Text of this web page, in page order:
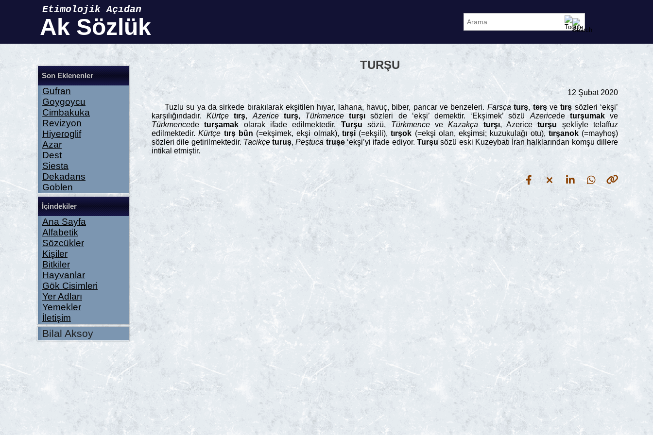
Ak Sözlük
Etimolojik Açıdan
Son Eklenenler
Gufran
Goygoycu
Cimbakuka
Revizyon
Hiyeroglif
Azar
Dest
Siesta
Dekadans
Goblen
İçindekiler
Ana Sayfa
Alfabetik
Sözcükler
Kişiler
Bitkiler
Hayvanlar
Gök Cisimleri
Yer Adları
Yemekler
İletişim
Bilal Aksoy
TURŞU
12 Şubat 2020
Tuzlu su ya da sirkede bırakılarak ekşitilen hıyar, lahana, havuç, biber, pancar ve benzeleri. Farsça turş,terşvetırş sözleri ‘ekşi’
karşılığındadır.Kürtçe tırş, Azerice turş, Türkmence turşı sözleri de ‘ekşi’ demektir. ‘Ekşimek’ sözü Azericede turşumakve
Türkmencedeturşamak olarak ifade edilmektedir. Turşu sözü, TürkmenceveKazakça turşı, Azericeturşu şekliyle telaffuz
edilmektedir.Kürtçe tırş bûn (=ekşimek, ekşi olmak), tırşi(=ekşili),tırşok (=ekşi olan, ekşimsi; kuzukulağı otu), tırşanok(=mayhoş)
sözleri dile getirilmektedir. Tacikçe turuş,Peştuca truşe‘ekşi’yi ifade ediyor. Turşusözü eski Kuzeybatı İran halklarından komşu dillere
intikal etmiştir.